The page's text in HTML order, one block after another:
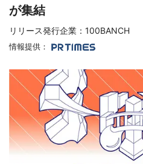
が集結
リリース発行企業：100BANCH
情報提供：